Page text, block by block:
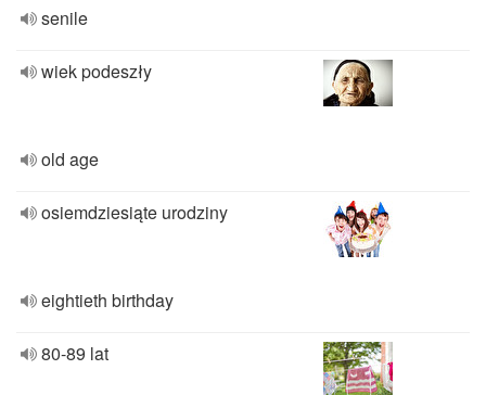
senile
wiek podeszły
old age
osiemdziesiąte urodziny
eightieth birthday
80-89 lat